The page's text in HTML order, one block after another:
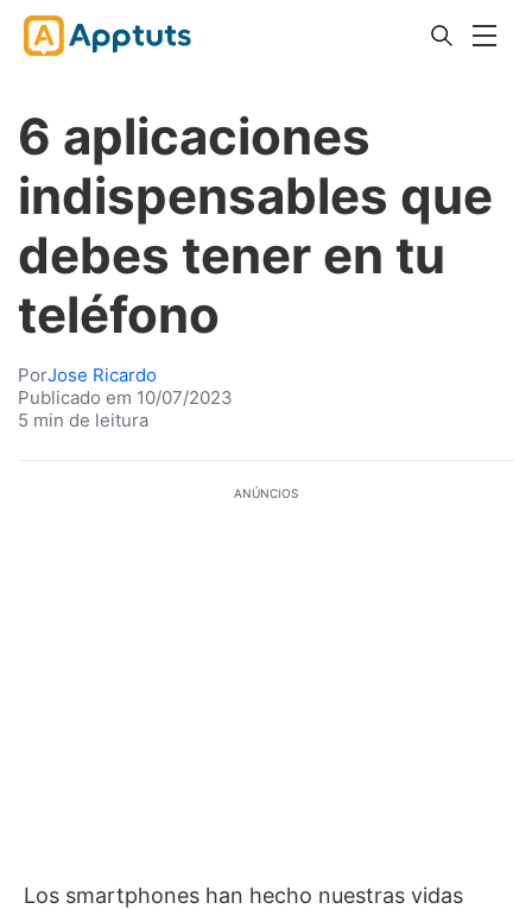
6 aplicaciones
indispensables que
debes tener en tu
teléfono
PorJose Ricardo
Publicado em 10/07/2023
5 min de leitura
ANÚNCIOS
Los smartphones han hecho nuestras vidas